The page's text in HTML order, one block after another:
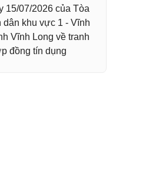
15/07/2026 của Tòa
dân khu vực 1 - Vĩnh
Vĩnh Long về tranh
đồng tín dụng